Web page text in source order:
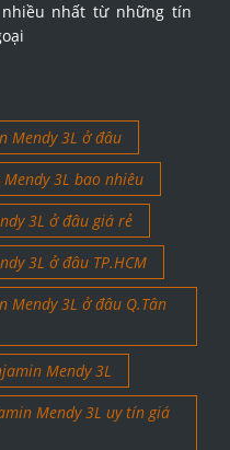
nhất từ những tín
Mendy 3L ở đâu
3L bao nhiêu
3L ở đâu giá rẻ
3L ở đâu TP.HCM
Mendy 3L ở đâu Q.Tân
Mendy 3L
Mendy 3L uy tín giá